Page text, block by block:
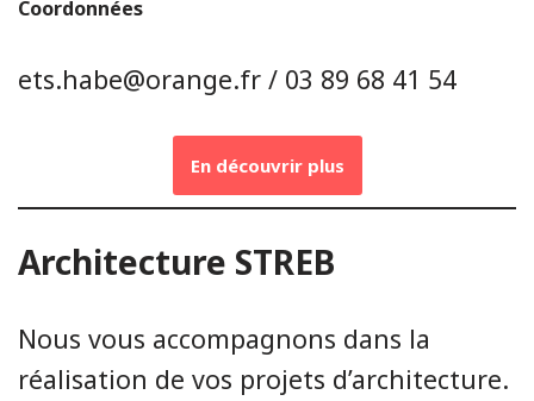
Coordonnées
ets.habe@orange.fr / 03 89 68 41 54
En découvrir plus
Architecture STREB
Nous vous accompagnons dans la
réalisation de vos projets d’architecture.